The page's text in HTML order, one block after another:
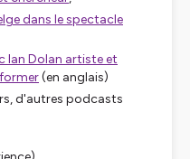
dans le spectacle
Ian Dolan artiste et
(en anglais)
d'autres podcasts